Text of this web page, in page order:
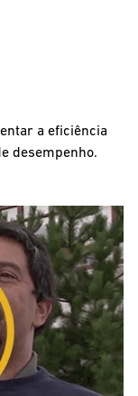
a eficiência
desempenho.